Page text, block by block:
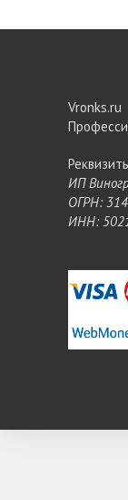
Vronks.ru
ИП
ОГРН:
ИНН: